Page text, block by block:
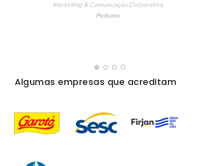
Marketing & Comunicação Corporativa
Perkons
Algumas empresas que acreditam